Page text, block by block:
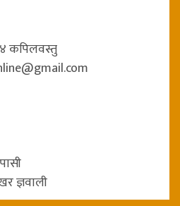
कपिलवस्तु
ज्ञवाली